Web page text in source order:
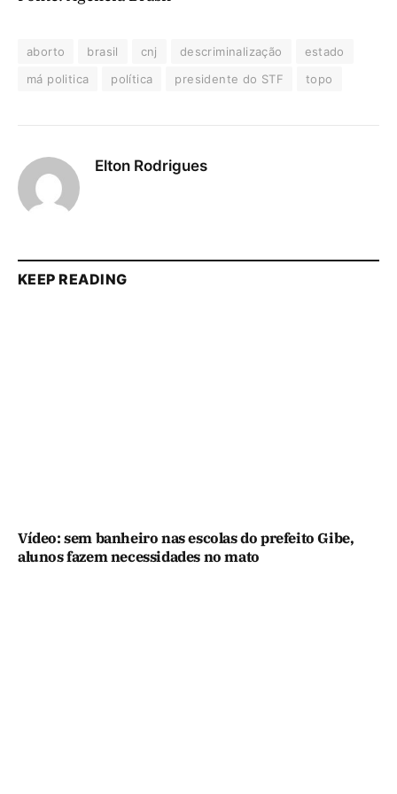
aborto brasil cnj descriminalização
estado
má politica
política presidente do STF topo
Elton Rodrigues
KEEP READING
Vídeo: sem banheiro nas escolas do prefeito Gibe,
alunos fazem necessidades no mato